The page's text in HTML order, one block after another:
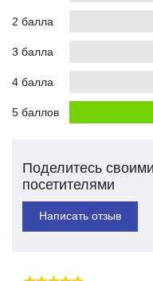
2 балла
3 балла
4 балла
5 баллов
Поделитесь
посетителями
Написать отзыв